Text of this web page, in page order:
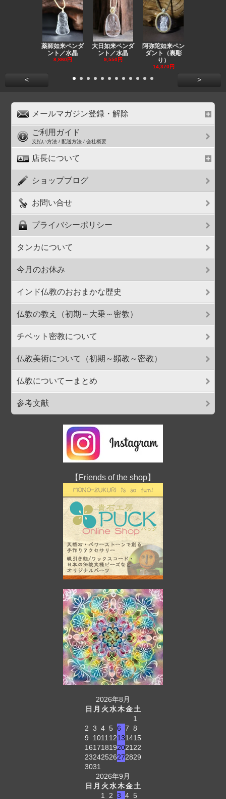
薬師如来ペンダ
ント／水晶
8,860円
大日如来ペンダ
ント／水晶
9,550円
阿弥陀如来ペン
ダント（裏彫
り）
14,370円
< >
メールマガジン登録・解除
ご利用ガイド
支払い方法 / 配送方法 / 会社概要
店長について
ショップブログ
お問い合せ
プライバシーポリシー
タンカについて
今月のお休み
インド仏教のおおまかな歴史
仏教の教え（初期～大乗～密教）
チベット密教について
仏教美術について（初期～顕教～密教）
仏教についてーまとめ
参考文献
【Friends of the shop】
2026年8月
日 月 火水木金土
1
2 3 4 5 6 7 8
9
1011 12131415
161718192021 22
23242526272829
3031
2026年9月
日 月 火水木金土
1
2 3 4 5